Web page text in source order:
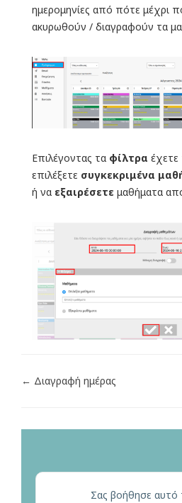
ημερομηνίες από πότε μέχρι
ακυρωθούν / διαγραφούν τα
Επιλέγοντας τα φίλτρα
επιλέξετε συγκεκριμένα
ή να εξαιρέσετε μαθήματα
← Διαγραφή ημέρας
Σας βοήθησε αυτό